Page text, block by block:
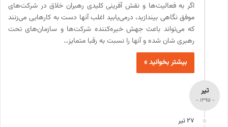
اگر به فعالیت‌ها و نقش آفرینی کلیدی رهبران خلاق در شرکت‌های
موفق نگاهی بیندازید، درمی‌یابید اغلب آنها دست به کارهایی می‌زنند
که می‌تواند باعث جهش خیره‌کننده شرکت‌ها و سازمان‌های تحت
رهبری شان شده و آنها را نسبت به رقبا متمایز…
بیشتر بخوانید »
تیر
- 1395 -
27 تیر